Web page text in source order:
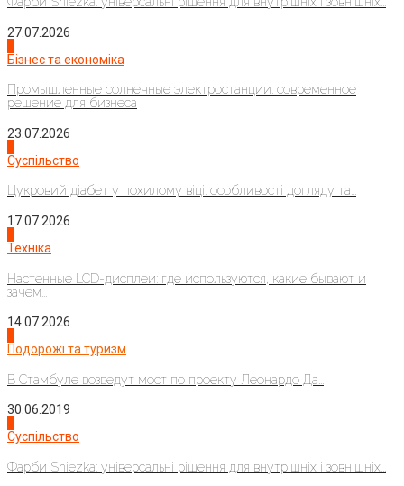
27.07.2026
Бізнес та економіка
Промышленные солнечные электростанции: современное
решение для бизнеса
23.07.2026
Суспільство
Цукровий діабет у похилому віці: особливості догляду та...
17.07.2026
Техніка
Настенные LCD-дисплеи: где используются, какие бывают и
зачем...
14.07.2026
Подорожі та туризм
В Стамбуле возведут мост по проекту Леонардо Да...
30.06.2019
Суспільство
Фарби Sniezka: універсальні рішення для внутрішніх і зовнішніх...